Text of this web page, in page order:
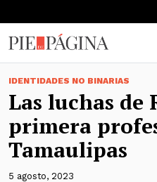
IDENTIDADES NO BINARIAS
Las luchas de
primera
Tamaulipas
5 agosto, 2023